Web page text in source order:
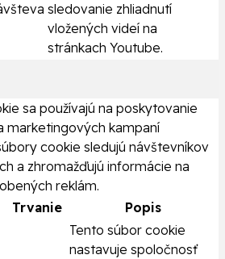
sledovanie zhliadnutí
vložených videí na
stránkach Youtube.
sa používajú na poskytovanie
marketingových kampaní
cookie sledujú návštevníkov
a zhromažďujú informácie na
reklám.
Trvanie Popis
Tento súbor cookie
nastavuje spoločnosť